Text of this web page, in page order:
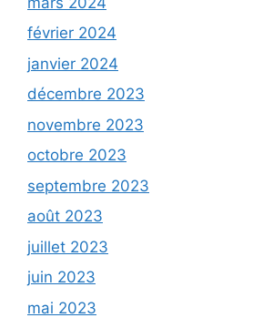
février 2024
janvier 2024
décembre 2023
novembre 2023
octobre 2023
septembre 2023
août 2023
juillet 2023
juin 2023
mai 2023